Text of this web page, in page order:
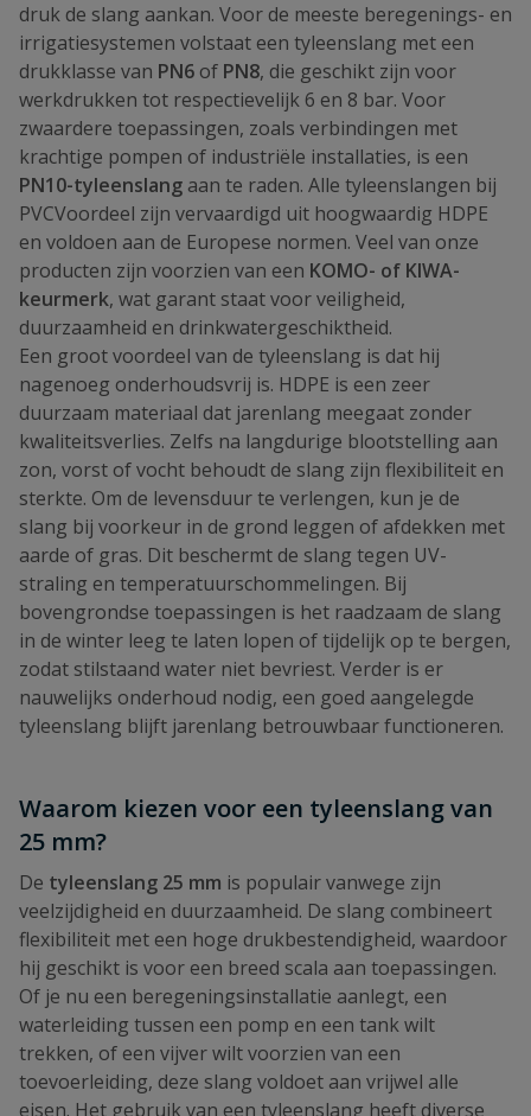
druk de slang aankan. Voor de meeste beregenings- en
irrigatiesystemen volstaat een tyleenslang met een
drukklasse van PN6 of PN8, die geschikt zijn voor
werkdrukken tot respectievelijk 6 en 8 bar. Voor
zwaardere toepassingen, zoals verbindingen met
krachtige pompen of industriële installaties, is een
PN10-tyleenslang aan te raden. Alle tyleenslangen bij
PVCVoordeel zijn vervaardigd uit hoogwaardig HDPE
en voldoen aan de Europese normen. Veel van onze
producten zijn voorzien van een KOMO- of KIWA-
keurmerk, wat garant staat voor veiligheid,
duurzaamheid en drinkwatergeschiktheid.
Een groot voordeel van de tyleenslang is dat hij
nagenoeg onderhoudsvrij is. HDPE is een zeer
duurzaam materiaal dat jarenlang meegaat zonder
kwaliteitsverlies. Zelfs na langdurige blootstelling aan
zon, vorst of vocht behoudt de slang zijn flexibiliteit en
sterkte. Om de levensduur te verlengen, kun je de
slang bij voorkeur in de grond leggen of afdekken met
aarde of gras. Dit beschermt de slang tegen UV-
straling en temperatuurschommelingen. Bij
bovengrondse toepassingen is het raadzaam de slang
in de winter leeg te laten lopen of tijdelijk op te bergen,
zodat stilstaand water niet bevriest. Verder is er
nauwelijks onderhoud nodig, een goed aangelegde
tyleenslang blijft jarenlang betrouwbaar functioneren.
Waarom kiezen voor een tyleenslang van
25 mm?
De tyleenslang 25 mm is populair vanwege zijn
veelzijdigheid en duurzaamheid. De slang combineert
flexibiliteit met een hoge drukbestendigheid, waardoor
hij geschikt is voor een breed scala aan toepassingen.
Of je nu een beregeningsinstallatie aanlegt, een
waterleiding tussen een pomp en een tank wilt
trekken, of een vijver wilt voorzien van een
toevoerleiding, deze slang voldoet aan vrijwel alle
eisen. Het gebruik van een tyleenslang heeft diverse